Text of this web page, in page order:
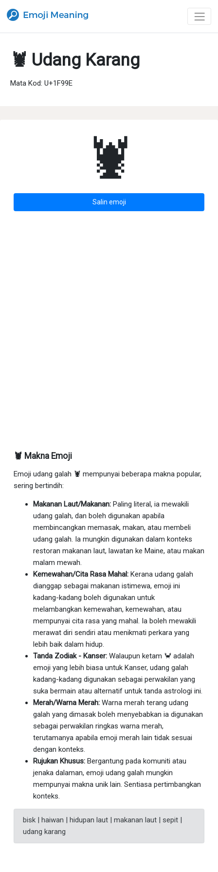
🦞 Udang Karang
Mata Kod: U+1F99E
🦞
Salin emoji
🦞 Makna Emoji
Emoji udang galah 🦞 mempunyai beberapa makna popular,
sering bertindih:
Makanan Laut/Makanan: Paling literal, ia mewakili
udang galah, dan boleh digunakan apabila
membincangkan memasak, makan, atau membeli
udang galah. Ia mungkin digunakan dalam konteks
restoran makanan laut, lawatan ke Maine, atau makan
malam mewah.
Kemewahan/Cita Rasa Mahal: Kerana udang galah
dianggap sebagai makanan istimewa, emoji ini
kadang-kadang boleh digunakan untuk
melambangkan kemewahan, kemewahan, atau
mempunyai cita rasa yang mahal. Ia boleh mewakili
merawat diri sendiri atau menikmati perkara yang
lebih baik dalam hidup.
Tanda Zodiak - Kanser: Walaupun ketam 🦀 adalah
emoji yang lebih biasa untuk Kanser, udang galah
kadang-kadang digunakan sebagai perwakilan yang
suka bermain atau alternatif untuk tanda astrologi ini.
Merah/Warna Merah: Warna merah terang udang
galah yang dimasak boleh menyebabkan ia digunakan
sebagai perwakilan ringkas warna merah,
terutamanya apabila emoji merah lain tidak sesuai
dengan konteks.
Rujukan Khusus: Bergantung pada komuniti atau
jenaka dalaman, emoji udang galah mungkin
mempunyai makna unik lain. Sentiasa pertimbangkan
konteks.
bisk | haiwan | hidupan laut | makanan laut | sepit |
udang karang